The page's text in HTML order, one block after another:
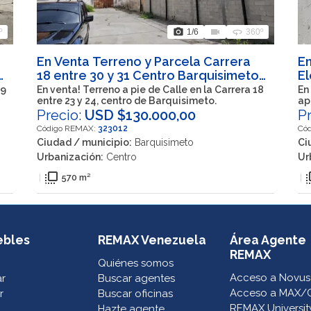
photo_camera 1 /6 videocam 360 360º
En Venta Terreno y Parcela Carrera
18 entre 30 y 31 Centro Barquisimeto
edo Lara
En venta! Terreno a pie de Calle en la Carrera 18
entre 23 y 24, centro de Barquisimeto.
Precio: USD $130.000,00
Código REMAX: 323012
Ciudad / municipio: Barquisimeto
Urbanización: Centro
flip_to_front 570 m²
REMAX Venezuela
Quiénes somos
Buscar agentes
Buscar oficinas
Área Agente
REMAX
Acceso a Novus
Acceso a MAX/
REMAX